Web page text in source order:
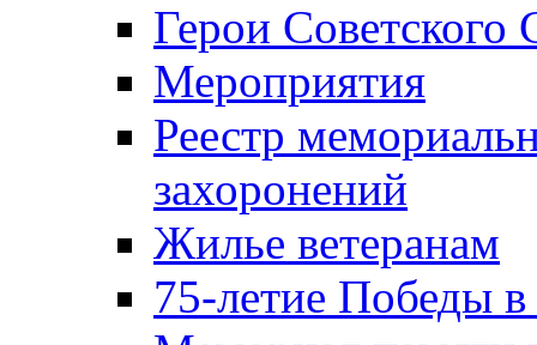
Герои Советского
Мероприятия
Реестр
захоронений
Жилье ветеранам
75-летие Победы